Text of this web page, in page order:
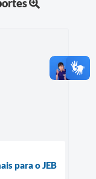
para o JEB